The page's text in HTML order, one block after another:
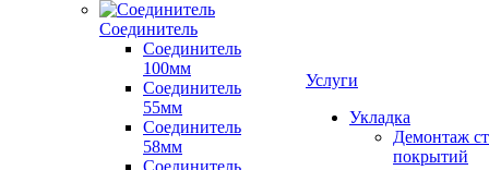
Соединитель
Соединитель
100мм
Соединитель
55мм
Соединитель
58мм
Соединитель
Услуги
Укладка
Демонтаж
покрытий